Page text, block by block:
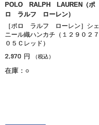
POLO RALPH LAUREN（ポ
ロ ラルフ ローレン）
［ポロ ラルフ ローレン］シェ
ニール織ハンカチ（１２９０２７
０５Ｃレッド）
2,970 円 （税込）
在庫：○